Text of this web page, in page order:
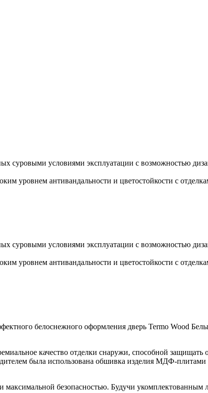
суровыми условиями эксплуатации с возможностью
уровнем антивандальности и цветостойкости с
суровыми условиями эксплуатации с возможностью
уровнем антивандальности и цветостойкости с
белоснежного оформления дверь Termo Wood
качество отделки снаружи, способной защищать
была использована обшивка изделия МДФ-плитами
максимальной безопасностью. Будучи